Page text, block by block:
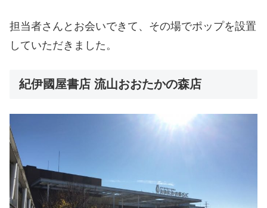
担当者さんとお会いできて、その場でポップを設置
していただきました。
紀伊國屋書店 流山おおたかの森店